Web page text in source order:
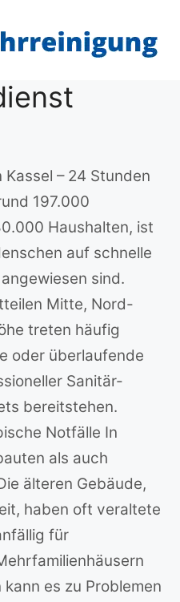
– 24 Stunden
197.000
Haushalten, ist
auf schnelle
sind.
Mitte, Nord-
treten häufig
oder überlaufende
Sanitär-
bereitstehen.
Notfälle In
als auch
älteren Gebäude,
haben oft veraltete
für
es zu Problemen